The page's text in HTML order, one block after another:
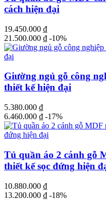
cách hiện đại
19.450.000 ₫
21.500.000 ₫ -10%
Giường ngủ gỗ công
thiết kế hiện đại
5.380.000 ₫
6.460.000 ₫ -17%
Tủ quần áo 2 cánh gỗ
thiết kế sọc đứng hiện
10.880.000 ₫
13.200.000 ₫ -18%